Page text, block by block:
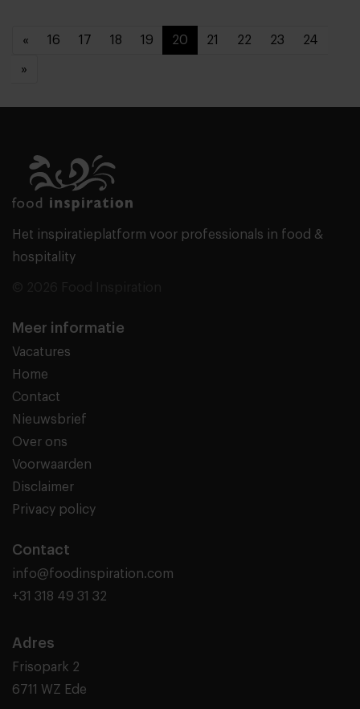
« 16 17 18 19 20 21 22 23 24
»
Het inspiratieplatform voor professionals in food &
hospitality
Meer informatie
Vacatures
Home
Contact
Nieuwsbrief
Over ons
Voorwaarden
Disclaimer
Privacy policy
Contact
info@foodinspiration.com
+31 318 49 31 32
Adres
Frisopark 2
6711 WZ Ede